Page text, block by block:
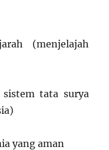
(menjelajah
tata surya
yang aman